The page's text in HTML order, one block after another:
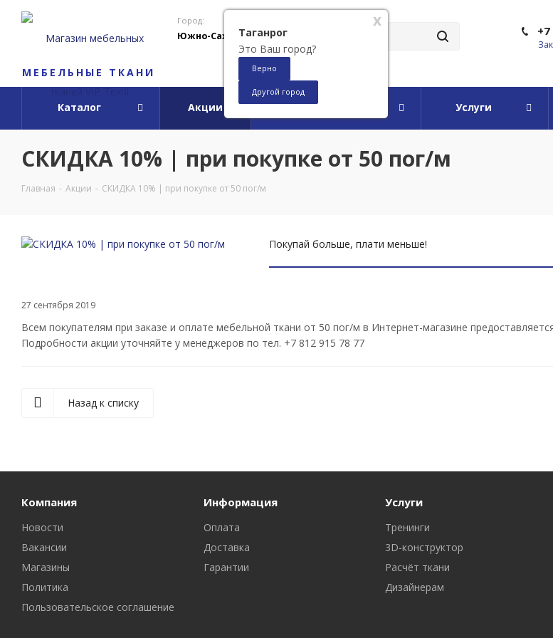
МЕБЕЛЬНЫЕ ТКАНИ
Город:
Южно-Сахалинск
Каталог Акции О компании Услуги
x
Таганрог
Это Ваш город?
Верно
Другой город
СКИДКА 10% | при покупке от 50 пог/м
Главная - Акции - СКИДКА 10% | при покупке от 50 пог/м
Покупай больше, плати меньше!
27 сентября 2019
Всем покупателям при заказе и оплате мебельной ткани от 50 пог/м в Интернет-магазине
Подробности акции уточняйте у менеджеров по тел. +7 812 915 78 77
Назад к списку
Компания
Новости
Вакансии
Магазины
Политика
Пользовательское соглашение
Информация
Оплата
Доставка
Гарантии
Услуги
Тренинги
3D-конструктор
Расчёт ткани
Дизайнерам